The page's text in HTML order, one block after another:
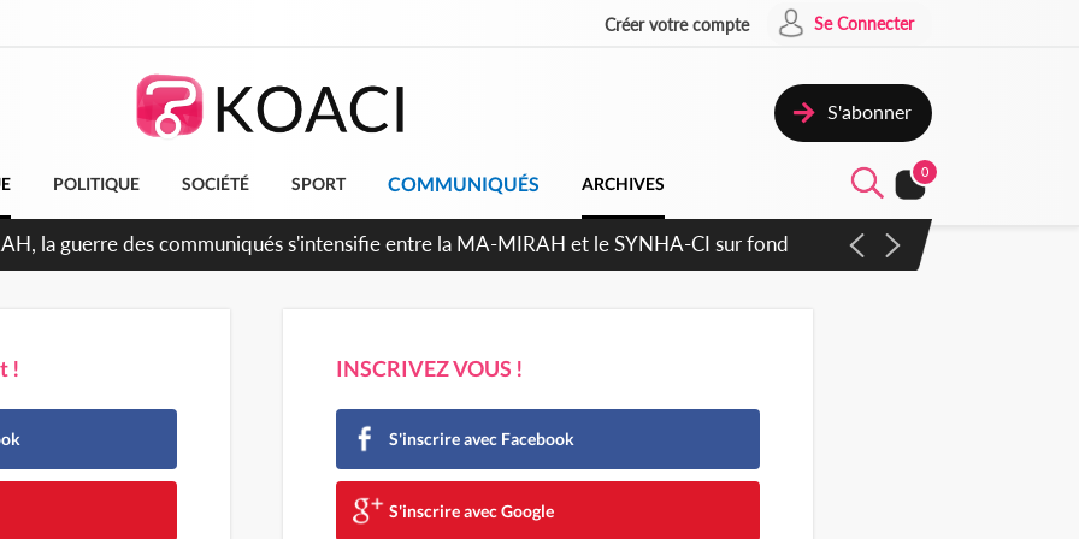
Créer votre compte Se Connecter
S'abonner
POLITIQUE SOCIÉTÉ SPORT COMMUNIQUÉS ARCHIVES
0
2026, Thiam plaide pour un environnement démocratique plus apaisé
! INSCRIVEZ VOUS !
S'inscrire avec Facebook
S'inscrire avec Google